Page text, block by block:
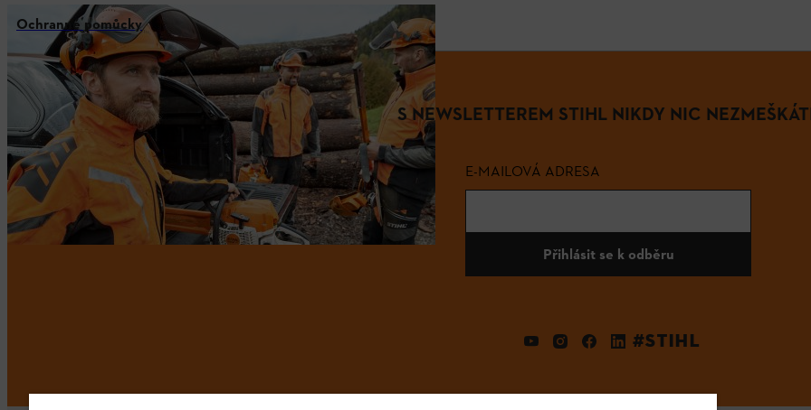
Ochranné pomůcky
S NEWSLETTEREM STIHL NIKDY NIC
E-MAILOVÁ ADRESA
Přihlásit se k odběru
#STIHL